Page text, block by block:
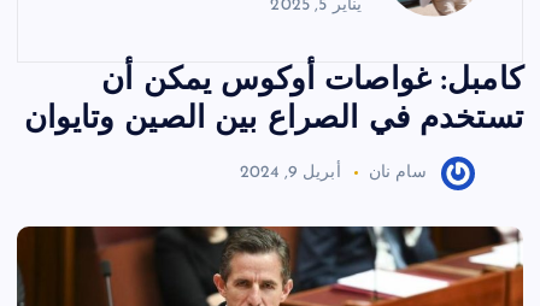
يناير 5, 2025
كامبل: غواصات أوكوس يمكن أن
تستخدم في الصراع بين الصين وتايوان
سام نان أبريل 9, 2024